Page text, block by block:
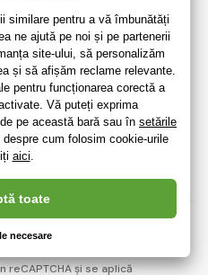
rezervate
și se aplică